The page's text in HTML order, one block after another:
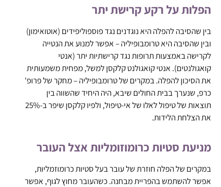
הפלות על רקע קרישת יתר
בין שהסיבה להפלה היא נוגדנים נגד פוספוליפידים (אוטואימון)
ובין שהסיבה היא טרומבופיליה – אפשר למנוע את הנטייה
לקרישה באמצעות תרופות נגד קרישתיות יתר (אנטי
קואגולנטים). אנטי קואגולנט קלקסן למשל, מפחית משמעותית
את הסיכון להפלה. במקרים של טרומבופיליה – מחקר של פרופ'
כרפ, שנערך בבית החולים שיבא, היה היחיד שהשווה בין
תוצאות של טיפול לאלו של אי-טיפול, ולפיו קלקסן שיפר ב-25%
את הצלחת הלידות.
מניעת סטיות כרומוזומליות אצל העובר
במקרים של הפלה חוזרת של עובר בעל סטיות כרומוזמליות,
אפשר להשתמש בהפריית מבחנה. כשהעובר מחוץ לגוף, אפשר